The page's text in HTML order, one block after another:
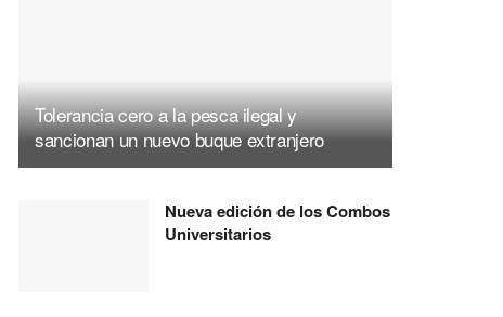
Tolerancia cero a la pesca ilegal y
sancionan un nuevo buque extranjero
Nueva edición de los Combos
Universitarios